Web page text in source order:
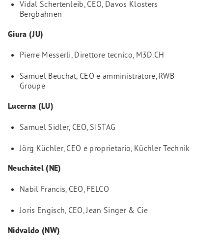
Vidal Schertenleib, CEO, Davos Klosters
Bergbahnen
Giura (JU)
Pierre Messerli, Direttore tecnico, M3D.CH
Samuel Beuchat, CEO e amministratore, RWB
Groupe
Lucerna (LU)
Samuel Sidler, CEO, SISTAG
Jörg Küchler, CEO e proprietario, Küchler Technik
Neuchâtel (NE)
Nabil Francis, CEO, FELCO
Joris Engisch, CEO, Jean Singer & Cie
Nidvaldo (NW)